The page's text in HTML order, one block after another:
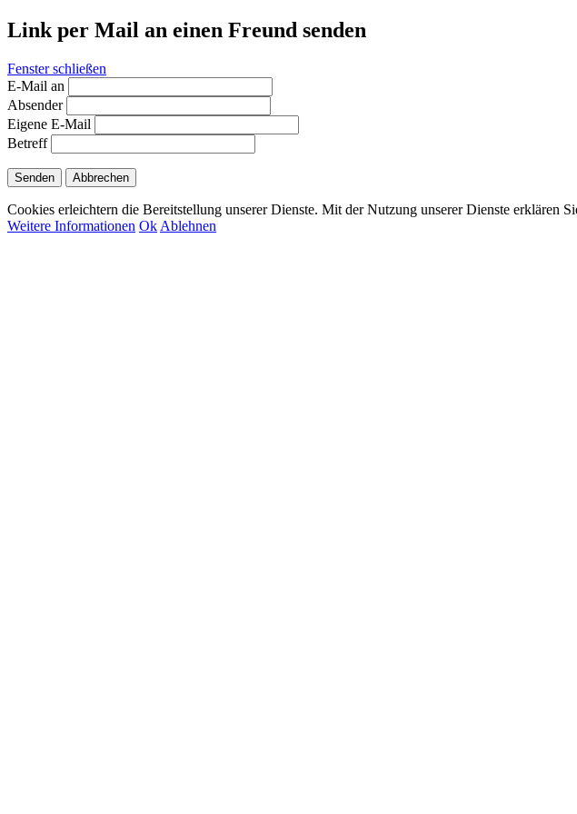
Link per Mail an einen Freund senden
Fenster schließen
E-Mail an
Absender
Eigene E-Mail
Betreff
Senden Abbrechen
Cookies erleichtern die Bereitstellung unserer Dienste. Mit der Nutzung unserer Dienste erklären
Weitere Informationen Ok Ablehnen